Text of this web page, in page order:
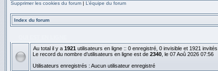
Supprimer les cookies du forum | L’équipe du forum
Index du forum
Au total il y a 1921 utilisateurs en ligne :: 0 enregistré, 0 invisible et 1921
Le record du nombre d’utilisateurs en ligne est de 2340 , le 07 Aoû 2026 07:56
Utilisateurs enregistrés : Aucun utilisateur enregistré